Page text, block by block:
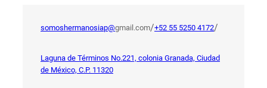
somoshermanosiap@gmail.com/+52 55 5250 4172/
Laguna de Términos No.221, colonia Granada, Ciudad
de México, C.P. 11320